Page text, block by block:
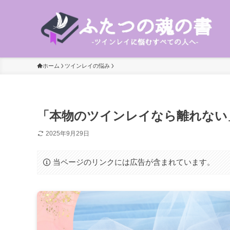
ホーム ツインレイの悩み
「本物のツインレイなら離れな
2025年9月29日
当ページのリンクには広告が含まれています。